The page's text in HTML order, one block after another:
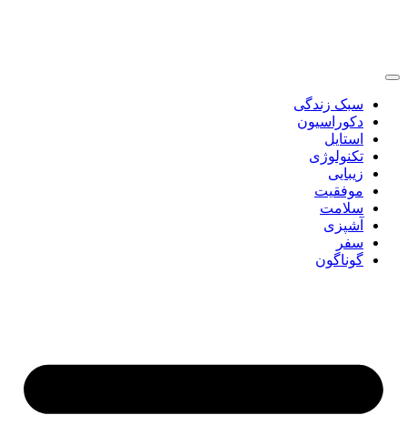
سبک زندگی
دکوراسیون
استایل
تکنولوژی
زیبایی
موفقیت
سلامت
آشپزی
سفر
گوناگون